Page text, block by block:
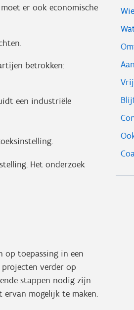
er ook economische
betrokken:
een industriële
Het onderzoek
op toepassing in een
verder op
stappen nodig zijn
mogelijk te maken.